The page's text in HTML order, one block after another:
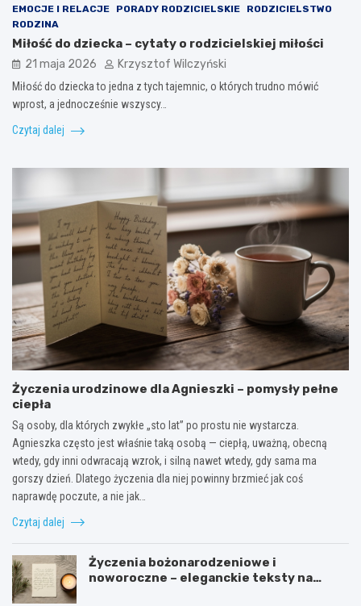
EMOCJE I RELACJE PORADY RODZICIELSKIE
RODZICIELSTWO
RODZINA
Miłość do dziecka – cytaty o rodzicielskiej miłości
21 maja 2026 Krzysztof Wilczyński
Miłość do dziecka to jedna z tych tajemnic, o których trudno mówić
wprost, a jednocześnie wszyscy…
Czytaj dalej
Życzenia urodzinowe dla Agnieszki – pomysły pełne
ciepła
Są osoby, dla których zwykłe „sto lat” po prostu nie wystarcza.
Agnieszka często jest właśnie taką osobą — ciepłą, uważną, obecną
wtedy, gdy inni odwracają wzrok, i silną nawet wtedy, gdy sama ma
gorszy dzień. Dlatego życzenia dla niej powinny brzmieć jak coś
naprawdę poczute, a nie jak…
Czytaj dalej
Życzenia bożonarodzeniowe i
noworoczne – eleganckie teksty na